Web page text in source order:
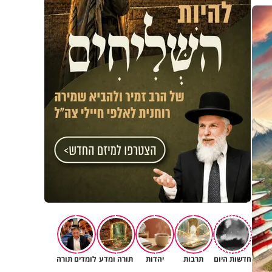
חדשות היום תרבות יהדות תורה ומדע לומדים תורה